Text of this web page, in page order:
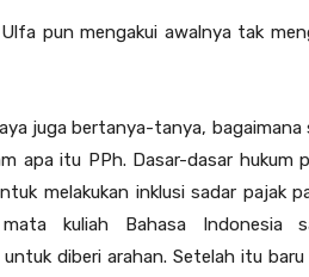
pun mengakui awalnya tak
juga bertanya-tanya, bagaimana
apa itu PPh. Dasar-dasar hukum
melakukan inklusi sadar pajak
kuliah Bahasa Indonesia
diberi arahan. Setelah itu baru